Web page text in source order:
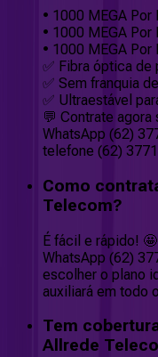
• 1000 MEGA Por
• 1000 MEGA Por
• 1000 MEGA Por
✅ Fibra óptica de
✅ Sem franquia
✅ Ultraestável
💬 Contrate
WhatsApp (62)
telefone (62)
Como
Telecom?
É fácil e rápido!
WhatsApp (62)
escolher o plano
auxiliará em todo
Tem
Allrede